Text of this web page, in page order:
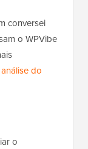
conversei
o WPVibe
análise do
o